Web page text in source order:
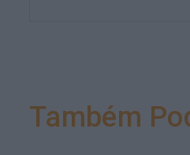
Também